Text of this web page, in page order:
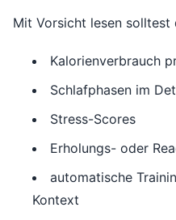
Mit Vorsicht lesen solltest
Kalorienverbrauch
Schlafphasen im
Stress-Scores
Erholungs- oder
automatische
Kontext